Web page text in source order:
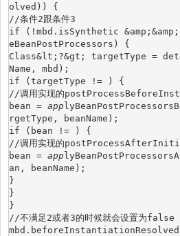
olved)) {
//条件2跟条件3
if (!mbd.isSynthetic
eBeanPostProcessors) {
Class&lt;?&gt; targetType =
Name, mbd);
if (targetType != ) {
//调用实现的
bean = app
rgetType, beanName);
if (bean != ) {
//调用实现的
bean = app
an, beanName);
}
}
}
//不满足2或者3的时候就会设置为false